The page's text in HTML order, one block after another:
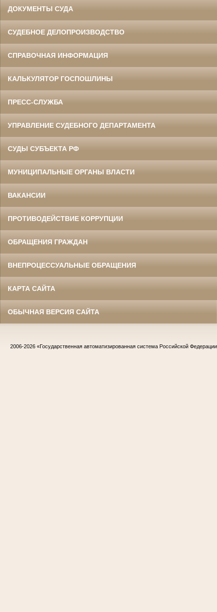
ДОКУМЕНТЫ СУДА
СУДЕБНОЕ ДЕЛОПРОИЗВОДСТВО
СПРАВОЧНАЯ ИНФОРМАЦИЯ
КАЛЬКУЛЯТОР ГОСПОШЛИНЫ
ПРЕСС-СЛУЖБА
УПРАВЛЕНИЕ СУДЕБНОГО ДЕПАРТАМЕНТА
СУДЫ СУБЪЕКТА РФ
МУНИЦИПАЛЬНЫЕ ОРГАНЫ ВЛАСТИ
ВАКАНСИИ
ПРОТИВОДЕЙСТВИЕ КОРРУПЦИИ
ОБРАЩЕНИЯ ГРАЖДАН
ВНЕПРОЦЕССУАЛЬНЫЕ ОБРАЩЕНИЯ
КАРТА САЙТА
ОБЫЧНАЯ ВЕРСИЯ САЙТА
2006-2026 «Государственная автоматизированная система Российской